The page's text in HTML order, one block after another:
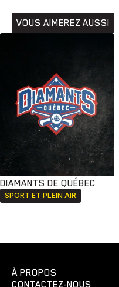
VOUS AIMEREZ AUSSI
DIAMANTS DE QUÉBEC
SPORT ET PLEIN AIR
À PROPOS
CONTACTEZ-NOUS